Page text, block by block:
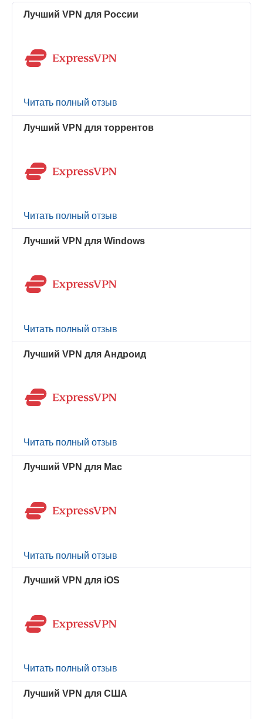
Лучший VPN для России
Читать полный отзыв
Лучший VPN для торрентов
Читать полный отзыв
Лучший VPN для Windows
Читать полный отзыв
Лучший VPN для Андроид
Читать полный отзыв
Лучший VPN для Mac
Читать полный отзыв
Лучший VPN для iOS
Читать полный отзыв
Лучший VPN для США